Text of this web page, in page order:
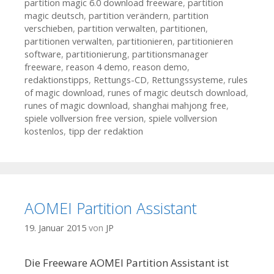
partition magic 6.0 download freeware, partition
magic deutsch, partition verändern, partition
verschieben, partition verwalten, partitionen,
partitionen verwalten, partitionieren, partitionieren
software, partitionierung, partitionsmanager
freeware, reason 4 demo, reason demo,
redaktionstipps, Rettungs-CD, Rettungssysteme, rules
of magic download, runes of magic deutsch download,
runes of magic download, shanghai mahjong free,
spiele vollversion free version, spiele vollversion
kostenlos, tipp der redaktion
AOMEI Partition Assistant
19. Januar 2015 von JP
Die Freeware AOMEI Partition Assistant ist